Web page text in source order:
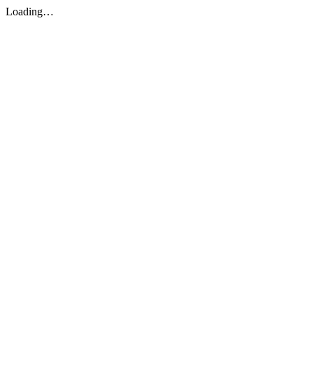
Loading…